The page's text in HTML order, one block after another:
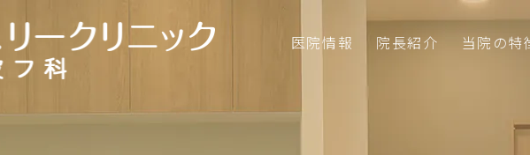
医院情報 院長紹介 当院の特